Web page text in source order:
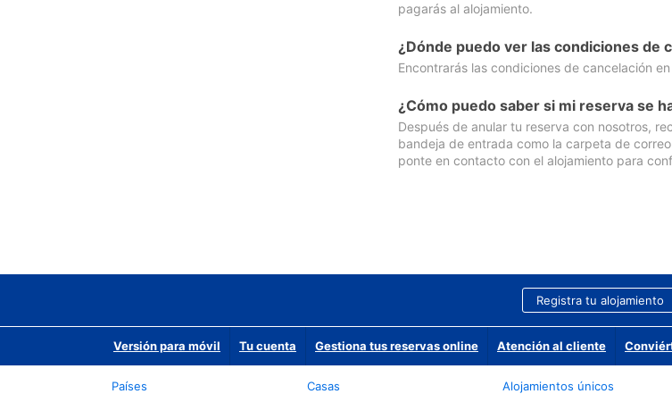
pagarás al alojamiento.
¿Dónde puedo ver las condiciones de
Encontrarás las condiciones de cancelación
¿Cómo puedo saber si mi reserva se
Después de anular tu reserva con nosotros,
bandeja de entrada como la carpeta de
ponte en contacto con el alojamiento para
Registra tu alojamiento
Versión para móvil Tu cuenta Gestiona tus reservas online Atención al cliente
Países
Casas
Alojamientos únicos